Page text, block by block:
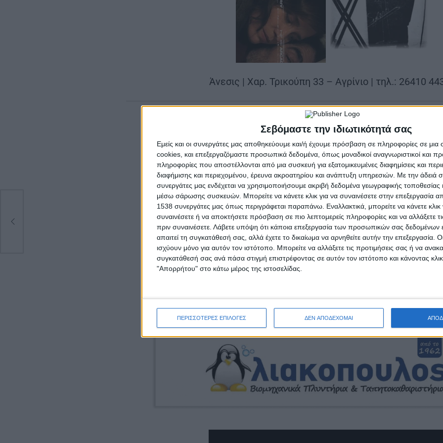
Σεβόμαστε την ιδιωτικότητά σας
Εμείς και οι συνεργάτες μας αποθηκεύουμε και/ή έχουμε πρόσβαση σε πληροφορίες σε
cookies, και επεξεργαζόμαστε προσωπικά δεδομένα, όπως μοναδικοί αναγνωριστικοί και
πληροφορίες που αποστέλλονται από μια συσκευή για εξατομικευμένες διαφημίσεις και
διαφήμισης και περιεχομένου, έρευνα ακροατηρίου και ανάπτυξη υπηρεσιών. Με την άδειά
συνεργάτες μας ενδέχεται να χρησιμοποιήσουμε ακριβή δεδομένα γεωγραφικής τοποθεσίας
μέσω σάρωσης συσκευών. Μπορείτε να κάνετε κλικ για να συναινέσετε στην επεξεργασία
1538 συνεργάτες μας όπως περιγράφεται παραπάνω. Εναλλακτικά, μπορείτε να κάνετε κλικ
συναινέσετε ή να αποκτήσετε πρόσβαση σε πιο λεπτομερείς πληροφορίες και να αλλάξετε
πριν συναινέσετε. Λάβετε υπόψη ότι κάποια επεξεργασία των προσωπικών σας δεδομένων
απαιτεί τη συγκατάθεσή σας, αλλά έχετε το δικαίωμα να αρνηθείτε αυτήν την επεξεργασία.
ισχύουν μόνο για αυτόν τον ιστότοπο. Μπορείτε να αλλάξετε τις προτιμήσεις σας ή να
συγκατάθεσή σας ανά πάσα στιγμή επιστρέφοντας σε αυτόν τον ιστότοπο και κάνοντας
"Απορρήτου" στο κάτω μέρος της ιστοσελίδας.
ΠΕΡΙΣΣΟΤΕΡΕΣ ΕΠΙΛΟΓΕΣ ΔΕΝ ΑΠΟΔΕΧΟΜΑΙ
Άνεσις | Χαρ. Τρικούπη 33 – Αγρίνιο | τηλ.: 26410
Αρκάντια
Arcadia,του Γιώργου Ζώη
|Την Τρίτη 23 Δεκεμβρίου 2025 |
στον Δημοτικό κινηματογράφο Άνεσις
|Η δεύτερη μεγάλου μήκους ταινία του σκηνοθέτη του
που συμμετείχε στο τμήμα Encounters της Berlinale,
είναι ένα αλλιώτικο fantasy, δουλεμένο με τόλμη και
Ώρα προβολής: 9:00, το βράδυ